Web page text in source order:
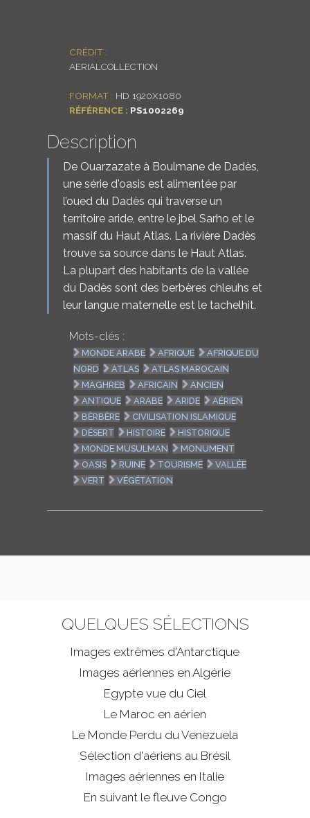
CRÉDIT :
AERIALCOLLECTION
FORMAT : HD 1920X1080
RÉFÉRENCE : PS1002269
Description
De Ouarzazate à Boulmane de Dadès,
une série d'oasis est alimentée par
l’oued du Dadès qui traverse un
territoire aride, entre le jbel Sarho et le
massif du Haut Atlas. La rivière Dadès
trouve sa source dans le Haut Atlas.
La plupart des habitants de la vallée
du Dadès sont des berbères chleuhs et
leur langue maternelle est le tachelhit.
Mots-clés :
MONDE ARABE AFRIQUE
AFRIQUE DU
NORD
ATLAS
ATLAS MAROCAIN
MAGHREB
AFRICAIN
ANCIEN
ANTIQUE
ARABE ARIDE
AÉRIEN
BÈRBÈRE
CIVILISATION ISLAMIQUE
DÉSERT
HISTOIRE
HISTORIQUE
MONDE MUSULMAN
MONUMENT
OASIS
RUINE TOURISME
VALLÉE
VERT
VÉGÉTATION
QUELQUES SÉLECTIONS
Images extrêmes d'Antarctique
Images aériennes en Algérie
Egypte vue du Ciel
Le Maroc en aérien
Le Monde Perdu du Venezuela
Sélection d'aériens au Brésil
Images aériennes en Italie
En suivant le fleuve Congo